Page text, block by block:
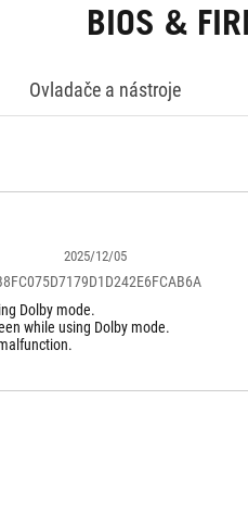
BIOS &
Ovladače a nástroje
2025/12/05
Dolby mode.
while using Dolby mode.